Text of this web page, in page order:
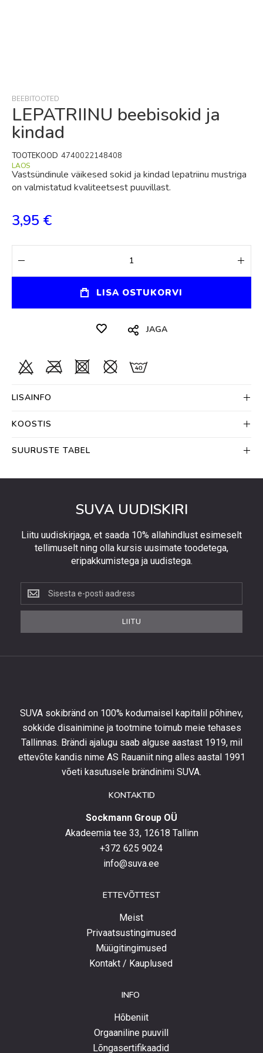
of
the
images
BEEBITOOTED
LEPATRIINU beebisokid ja
kindad
3,95 €
Vastsündinule väikesed sokid ja kindad lepatriinu mustriga
on valmistatud kvaliteetsest puuvillast.
LAOS
TOOTEKOOD 4740022148408
LISA OSTUKORVI
JAGA
LISAINFO
KOOSTIS
SUURUSTE TABEL
SUVA UUDISKIRI
Liitu uudiskirjaga, et saada 10% allahindlust esimeselt
tellimuselt ning olla kursis uusimate toodetega,
eripakkumistega ja uudistega.
Liitu
uudiskirjaga,
et
kursis
uusimate
toodetega,
eripakkumistega
LIITU
SUVA sokibränd on 100% kodumaisel kapitalil põhinev,
sokkide disainimine ja tootmine toimub meie tehases
Tallinnas. Brändi ajalugu saab alguse aastast 1919, mil
ettevõte kandis nime AS Rauaniit ning alles aastal 1991
võeti kasutusele brändinimi SUVA.
KONTAKTID
Sockmann Group OÜ
Akadeemia tee 33, 12618 Tallinn
+372 625 9024
info@suva.ee
ETTEVÕTTEST
Meist
Privaatsustingimused
Müügitingimused
Kontakt / Kauplused
INFO
Hõbeniit
Orgaaniline puuvill
Lõngasertifikaadid